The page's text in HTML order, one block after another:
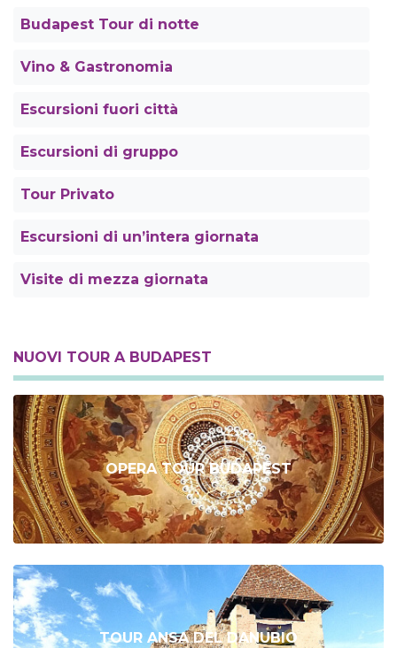
Budapest Tour di notte
Vino & Gastronomia
Escursioni fuori città
Escursioni di gruppo
Tour Privato
Escursioni di un’intera giornata
Visite di mezza giornata
NUOVI TOUR A BUDAPEST
OPERA TOUR BUDAPEST
TOUR ANSA DEL DANUBIO